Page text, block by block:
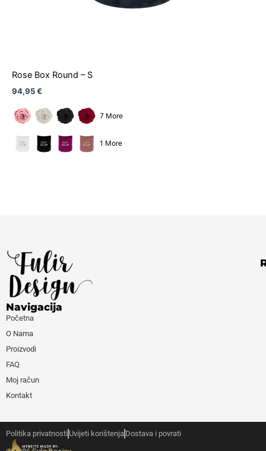
Rose Box Round – S
94,95€
7 More
1 More
Navigacija
Početna
O Nama
Proizvodi
FAQ
Moj račun
Kontakt
Politika privatnosti Uvijeti korištenja Dostava i povrati